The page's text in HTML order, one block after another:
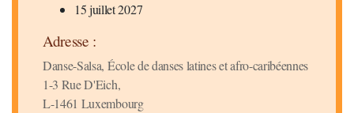
15 juillet 2027
Adresse :
Danse-Salsa, École de danses latines et afro-caribéennes
1-3 Rue D'Eich,
L-1461 Luxembourg